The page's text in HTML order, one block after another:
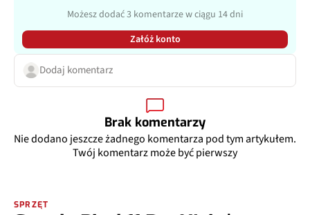
Możesz dodać 3 komentarze w ciągu 14 dni
Załóż konto
Dodaj komentarz
Brak komentarzy
Nie dodano jeszcze żadnego komentarza pod tym artykułem.
Twój komentarz może być pierwszy
SPRZĘT